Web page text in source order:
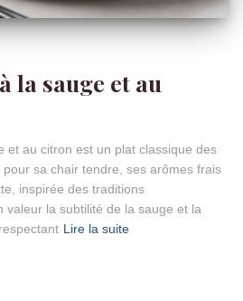
la sauge et au
et au citron est un plat classique des
sa chair tendre, ses arômes frais
inspirée des traditions
valeur la subtilité de la sauge et la
Lire la suite